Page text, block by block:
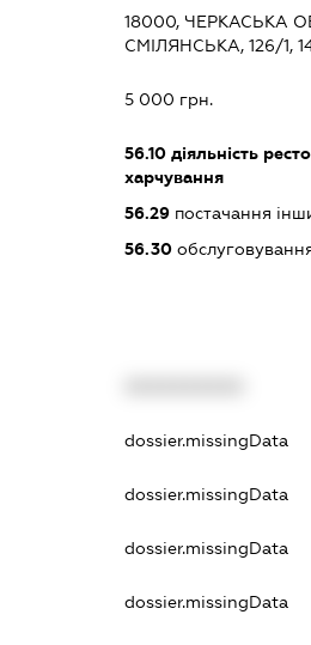
18000, ЧЕРКАСЬКА
СМІЛЯНСЬКА, 126/1,
5 000 грн.
56.10діяльність
харчування
56.29постачання
56.30
dossier.missingData
dossier.missingData
dossier.missingData
dossier.missingData